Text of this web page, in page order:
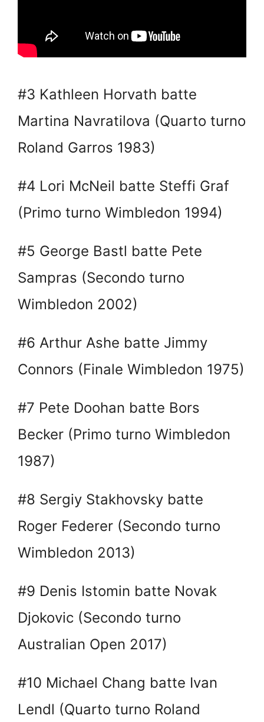
#3 Kathleen Horvath batte
Martina Navratilova (Quarto turno
Roland Garros 1983)
#4 Lori McNeil batte Steffi Graf
(Primo turno Wimbledon 1994)
#5 George Bastl batte Pete
Sampras (Secondo turno
Wimbledon 2002)
#6 Arthur Ashe batte Jimmy
Connors (Finale Wimbledon 1975)
#7 Pete Doohan batte Bors
Becker (Primo turno Wimbledon
1987)
#8 Sergiy Stakhovsky batte
Roger Federer (Secondo turno
Wimbledon 2013)
#9 Denis Istomin batte Novak
Djokovic (Secondo turno
Australian Open 2017)
#10 Michael Chang batte Ivan
Lendl (Quarto turno Roland